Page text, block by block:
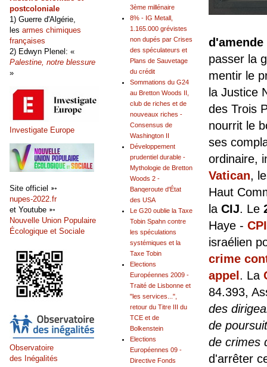
d'amende
passer la
mentir le
la Justice
des Trois
nourrit le
ses
ordinaire,
Vatican,
Haut
la CIJ. Le
Haye -
israélien
crime
appel . La
84.393,
des
de
de crimes
d'arrêter
3ème millénaire
8% - IG Metall,
1.165.000 grévistes
non dupés par Crises
des spéculateurs et
Plans de Sauvetage
du crédit
Sommations du G24
au Bretton Woods II,
club de riches et de
nouveaux riches -
Consensus de
Washington II
Développement
prudentiel durable -
Mythologie de Bretton
Woods 2 -
Banqeroute d'État
des USA
Le G20 oublie la Taxe
Tobin Spahn contre
les spéculations
systémiques et la
Taxe Tobin
Elections
Européennes 2009 -
Traité de Lisbonne et
"les services...",
retour du Titre III du
TCE et de
Bolkenstein
Elections
Européennes 09 -
Directive Fonds
postcoloniale
1) Guerre d'Algérie,
les armes chimiques
françaises
2) Edwyn Plenel: «
Palestine, notre blessure
»
Investigate Europe
Site officiel ➳
nupes-2022.fr
et Youtube ➳
Nouvelle Union Populaire
Écologique et Sociale
Observatoire
des Inégalités